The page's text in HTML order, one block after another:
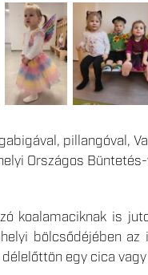
pillangóval,
Országos
koalamaciknak is
bölcsődéjében
egy cica